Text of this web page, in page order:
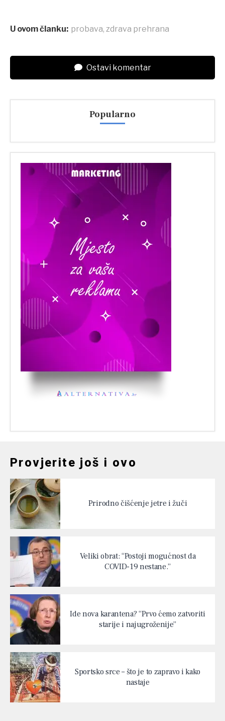
U ovom članku: probava, zdrava prehrana
Ostavi komentar
Popularno
Provjerite još i ovo
Prirodno čišćenje jetre i žuči
Veliki obrat: “Postoji mogućnost da
COVID-19 nestane.”
Ide nova karantena? “Prvo ćemo zatvoriti
starije i najugroženije”
Sportsko srce – što je to zapravo i kako
nastaje